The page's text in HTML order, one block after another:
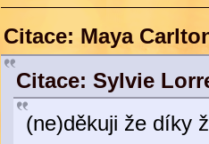
Citace: Maya
Citace: Sylvie
(ne)děkuji že díky